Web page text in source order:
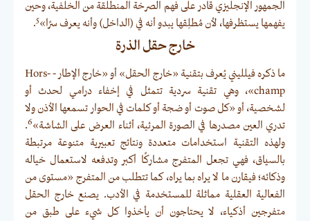
الجمهور الإنجليزي قادر على فهم الصرخة المنطلقة من الخلفية، وحين
يفهمها يستظرفها، لأن مُطلِقها يبدو أنه في (الداخل) وأنه يعرف سرًا»5
.
خارج حقل الذرة
ما ذكره فيلليني يُعرف بتقنية «خارج الحقل» أو «خارج الإطار - Hors-
champ»، وهي تقنية سردية تتمثل في إخفاء درامي لحدث أو
لشخصية، أو «كل صوت أو ضجة أو كلمات في الحوار تسمعها الأذن ولا
تدري العين مصدرها في الصورة المرئية، أثناء العرض على الشاشة»6
.
ولهذه التقنية استخدامات متعددة ونتائج تعبيرية متنوعة مرتبطة
بالسياق، فهي تجعل المتفرج مشاركًا أكبر وتدفعه لاستعمال خياله
وذكائه؛ فيقارن ما لا يراه بما يراه، كما تتطلب من المتفرج «مستوى من
الفعالية العقلية مماثلة للمستخدمة في الأدب. يصنع خارج الحقل
متفرجين أذكياء، لا يحتاجون أن يأخذوا كل شيء على طبق من